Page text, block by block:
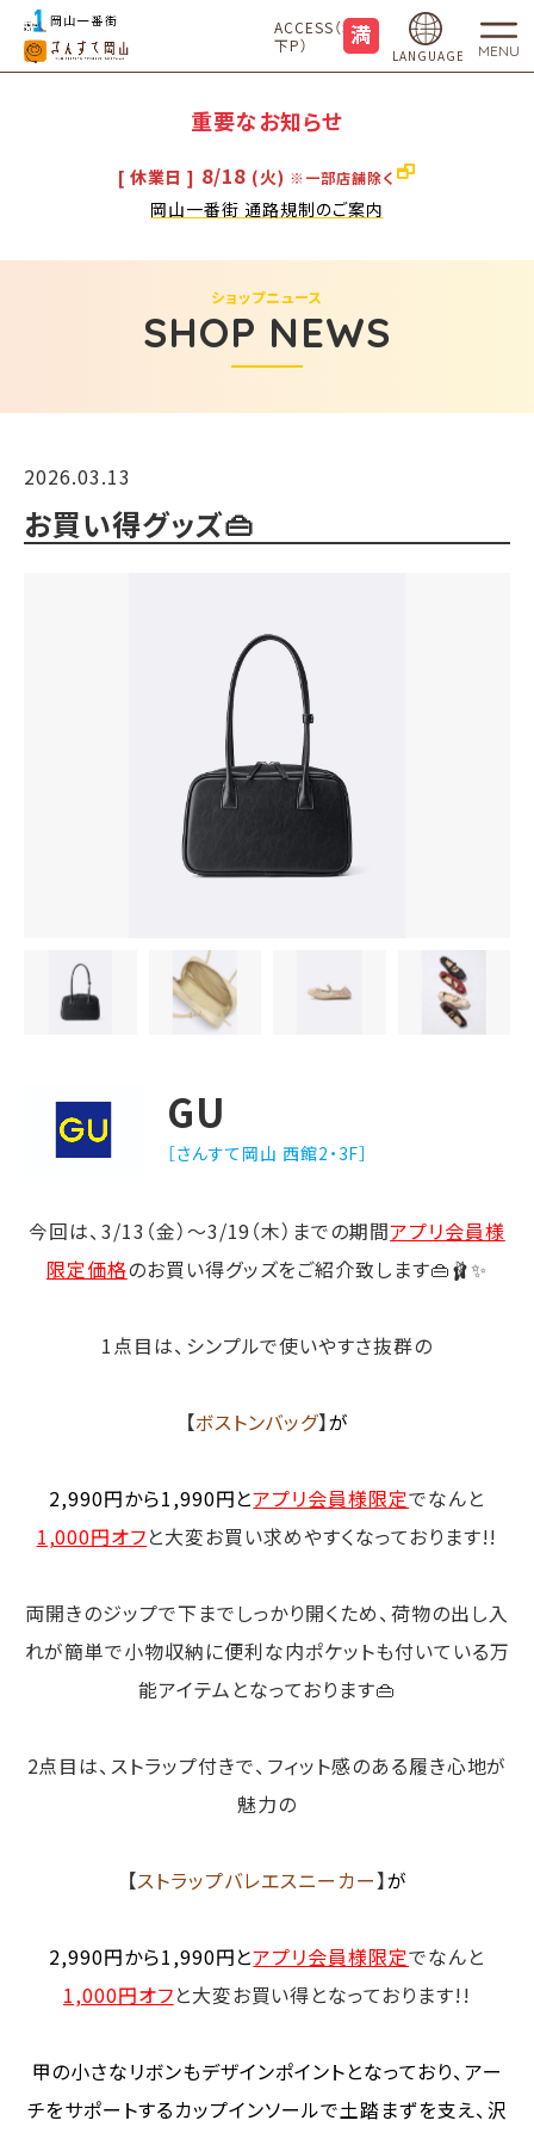
ACCESS（地
下P）
LANGUAGE MENU
重要なお知らせ
[ 休業日 ] 8/18 (火) ※一部店舗除く
岡山一番街 通路規制のご案内
SHOP NEWS
ショップニュース
2026.03.13
お買い得グッズ👜
GU
［さんすて岡山 西館2・3F］
今回は、3/13（金）〜3/19（木）までの期間アプリ会員様
限定価格のお買い得グッズをご紹介致します👜🩰✨
1点目は、シンプルで使いやすさ抜群の
【ボストンバッグ】が
2,990円から1,990円とアプリ会員様限定でなんと
1,000円オフと大変お買い求めやすくなっております!!
両開きのジップで下までしっかり開くため、荷物の出し入
れが簡単で小物収納に便利な内ポケットも付いている万
能アイテムとなっております👜
2点目は、ストラップ付きで、フィット感のある履き心地が
魅力の
【ストラップバレエスニーカー】が
2,990円から1,990円とアプリ会員様限定でなんと
1,000円オフと大変お買い得となっております!!
甲の小さなリボンもデザインポイントとなっており、アー
チをサポートするカップインソールで土踏まずを支え、沢